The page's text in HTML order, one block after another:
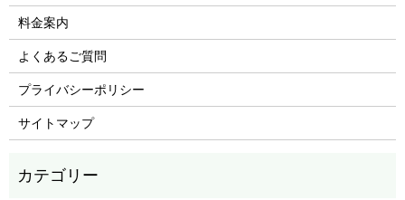
料金案内
よくあるご質問
プライバシーポリシー
サイトマップ